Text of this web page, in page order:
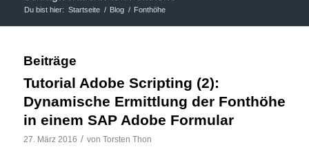
Du bist hier: Startseite / Blog / Fonthöhe
Beiträge
Tutorial Adobe Scripting (2):
Dynamische Ermittlung der Fonthöhe
in einem SAP Adobe Formular
27. März 2016 / von Torsten Thon